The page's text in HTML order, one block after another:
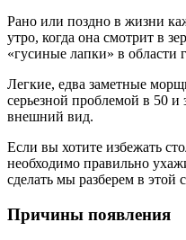
Рано или поздно в жизни
утро, когда она смотрит в
«гусиные лапки» в области
Легкие, едва заметные
серьезной проблемой в 50 и
внешний вид.
Если вы хотите избежать
необходимо правильно
сделать мы разберем в этой
Причины появления